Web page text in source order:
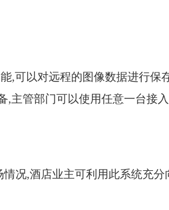
,可以对远程的图像数据进行保
,主管部门可以使用任意一台接
情况,酒店业主可利用此系统充